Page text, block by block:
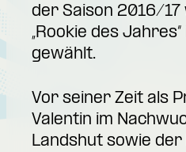
der Saison 2016/
„Rookie des
gewählt.
Vor seiner Zeit als
Valentin im
Landshut sowie der